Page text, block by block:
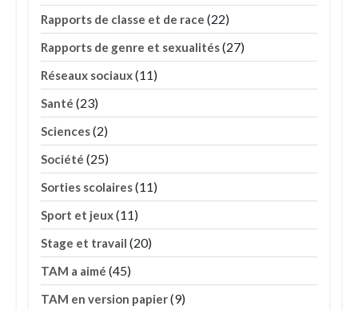
Rapports de classe et de race (22)
Rapports de genre et sexualités(27)
Réseaux sociaux(11)
Santé (23)
Sciences(2)
Société (25)
Sorties scolaires(11)
Sport et jeux(11)
Stage et travail (20)
TAM a aimé (45)
TAM en version papier(9)